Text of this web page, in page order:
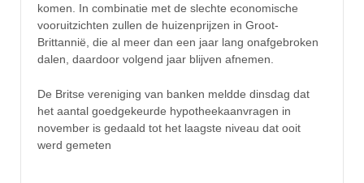
komen. In combinatie met de slechte economische
vooruitzichten zullen de huizenprijzen in Groot-
Brittannië, die al meer dan een jaar lang onafgebroken
dalen, daardoor volgend jaar blijven afnemen.
De Britse vereniging van banken meldde dinsdag dat
het aantal goedgekeurde hypotheekaanvragen in
november is gedaald tot het laagste niveau dat ooit
werd gemeten